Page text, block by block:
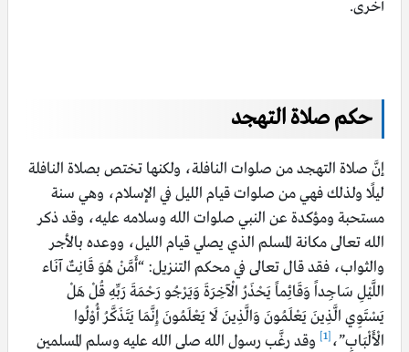
أخرى.
حكم صلاة التهجد
إنَّ صلاة التهجد من صلوات النافلة، ولكنها تختص بصلاة النافلة
ليلًا ولذلك فهي من صلوات قيام الليل في الإسلام، وهي سنة
مستحبة ومؤكدة عن النبي صلوات الله وسلامه عليه، وقد ذكر
الله تعالى مكانة المسلم الذي يصلي قيام الليل، ووعده بالأجر
والثواب، فقد قال تعالى في محكم التنزيل: “أَمَّنْ هُوَ قَانِتٌ آنَاء
اللَّيْلِ سَاجِداً وَقَائِماً يَحْذَرُ الْآخِرَةَ وَيَرْجُو رَحْمَةَ رَبِّهِ قُلْ هَلْ
يَسْتَوِي الَّذِينَ يَعْلَمُونَ وَالَّذِينَ لَا يَعْلَمُونَ إِنَّمَا يَتَذَكَّرُ أُوْلُوا
الْأَلْبَابِ”،[1]
وقد رغَّب رسول الله صلى الله عليه وسلم المسلمين